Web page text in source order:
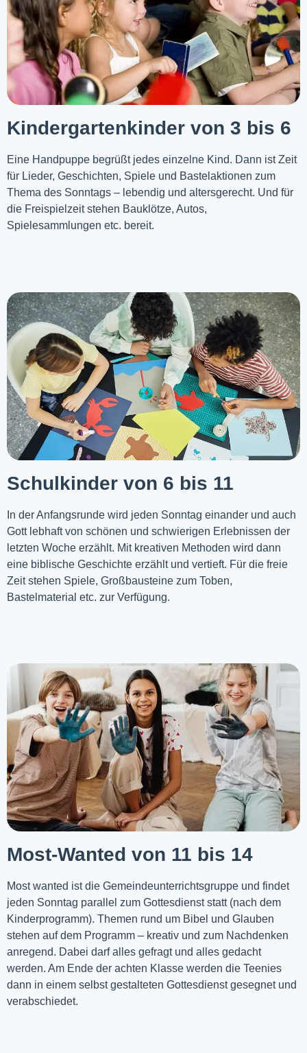
Kindergartenkinder von 3 bis 6
Eine Handpuppe begrüßt jedes einzelne Kind. Dann ist Zeit
für Lieder, Geschichten, Spiele und Bastelaktionen zum
Thema des Sonntags – lebendig und altersgerecht. Und für
die Freispielzeit stehen Bauklötze, Autos,
Spielesammlungen etc. bereit.
Schulkinder von 6 bis 11
In der Anfangsrunde wird jeden Sonntag einander und auch
Gott lebhaft von schönen und schwierigen Erlebnissen der
letzten Woche erzählt. Mit kreativen Methoden wird dann
eine biblische Geschichte erzählt und vertieft. Für die freie
Zeit stehen Spiele, Großbausteine zum Toben,
Bastelmaterial etc. zur Verfügung.
Most-Wanted von 11 bis 14
Most wanted ist die Gemeindeunterrichtsgruppe und findet
jeden Sonntag parallel zum Gottesdienst statt (nach dem
Kinderprogramm). Themen rund um Bibel und Glauben
stehen auf dem Programm – kreativ und zum Nachdenken
anregend. Dabei darf alles gefragt und alles gedacht
werden. Am Ende der achten Klasse werden die Teenies
dann in einem selbst gestalteten Gottesdienst gesegnet und
verabschiedet.